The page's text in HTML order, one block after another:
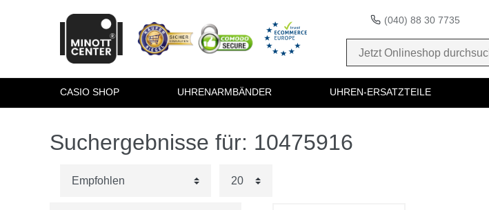
(040) 88 30 7735
CASIO SHOP UHRENARMBÄNDER UHREN-ERSATZTEILE
Suchergebnisse für: 10475916